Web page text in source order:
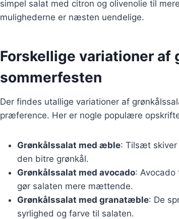
simpel salat med citron og olivenolie til
mulighederne er næsten uendelige.
Forskellige variationer af
sommerfesten
Der findes utallige variationer af
præference. Her er nogle populære
Grønkålssalat med æble: Tilsæt
den bitre grønkål.
Grønkålssalat med avocado:
gør salaten mere mættende.
Grønkålssalat med granatæble: De
syrlighed og farve til salaten.